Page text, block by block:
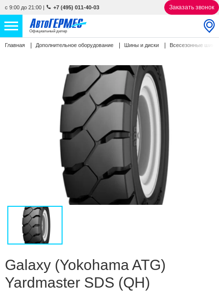
с 9:00 до 21:00 | +7 (495) 011-40-03 Заказать звонок
Официальный дилер
НОВЫЕ АВТОМОБИЛИ 4868 авто
843 авто
Избранное
Сравнение
Личный кабинет
Главная Дополнительное оборудование Шины и диски Всесезонные
Galaxy (Yokohama ATG)
Yardmaster SDS (QH)